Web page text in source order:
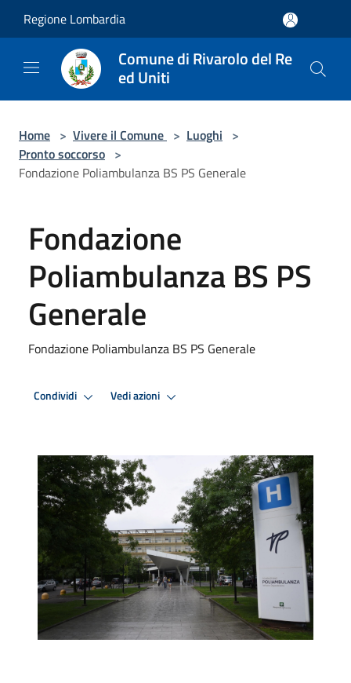
Regione Lombardia
Comune di Rivarolo del Re
ed Uniti
Home > Vivere il Comune > Luoghi >
Pronto soccorso >
Fondazione Poliambulanza BS PS Generale
Fondazione
Poliambulanza BS PS
Generale
Fondazione Poliambulanza BS PS Generale
Condividi Vedi azioni